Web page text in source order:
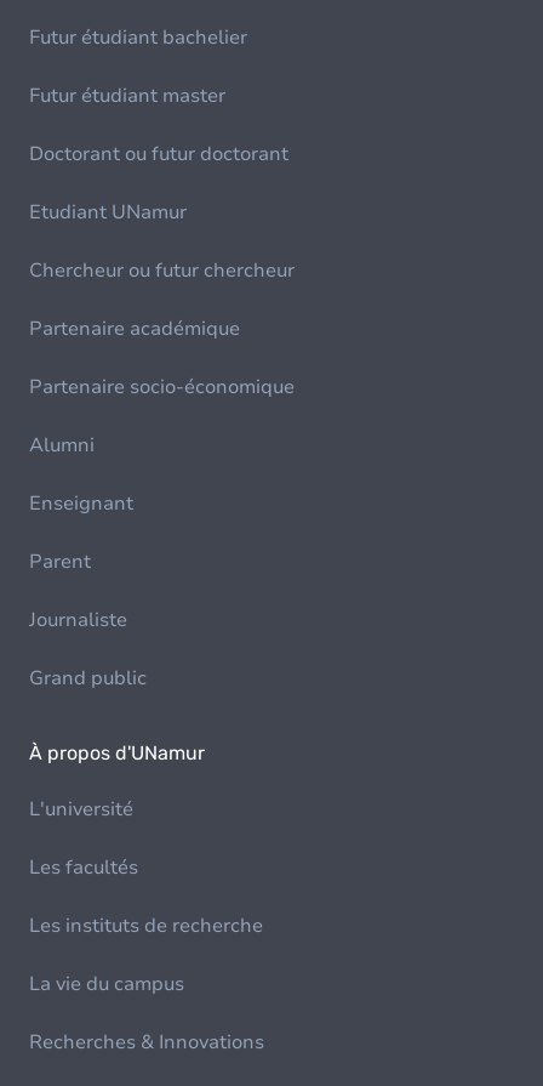
Futur étudiant bachelier
Futur étudiant master
Doctorant ou futur doctorant
Etudiant UNamur
Chercheur ou futur chercheur
Partenaire académique
Partenaire socio-économique
Alumni
Enseignant
Parent
Journaliste
Grand public
À propos d'UNamur
L'université
Les facultés
Les instituts de recherche
La vie du campus
Recherches & Innovations